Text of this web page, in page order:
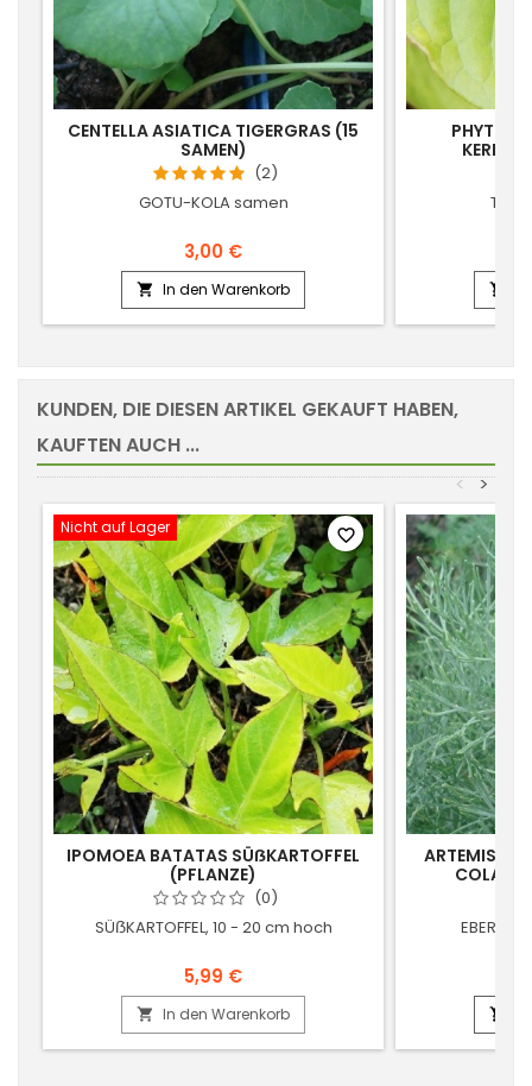
CENTELLA ASIATICA TIGERGRAS (15
SAMEN)
(2)
GOTU-KOLA samen
3,00 €
 In den Warenkorb 
KUNDEN, DIE DIESEN ARTIKEL GEKAUFT HABEN,
KAUFTEN AUCH ...
>
<
Nicht auf Lager
IPOMOEA BATATAS SÜẞKARTOFFEL
(PFLANZE)
(0)
SÜẞKARTOFFEL, 10 - 20 cm hoch
5,99 €
 In den Warenkorb
favorite_border
ARTEMISIA
COLA
